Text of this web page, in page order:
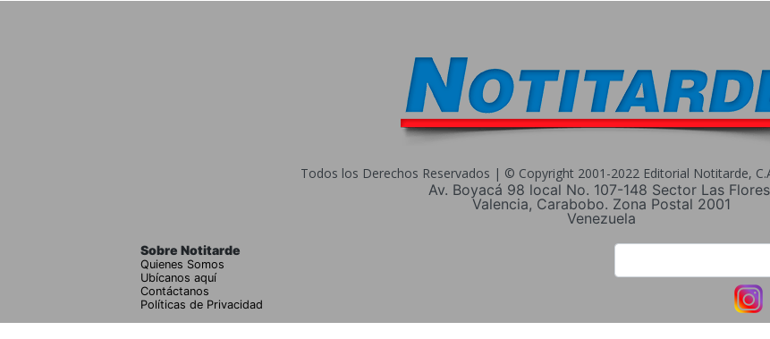
Todos los Derechos Reservados | © Copyright 2001-2022 Editorial Notitarde,
Av. Boyacá 98 local No. 107-148 Sector Las
Valencia, Carabobo. Zona Postal 2001
Venezuela
Sobre Notitarde
Quienes Somos
Ubícanos aquí
Contáctanos
Políticas de Privacidad